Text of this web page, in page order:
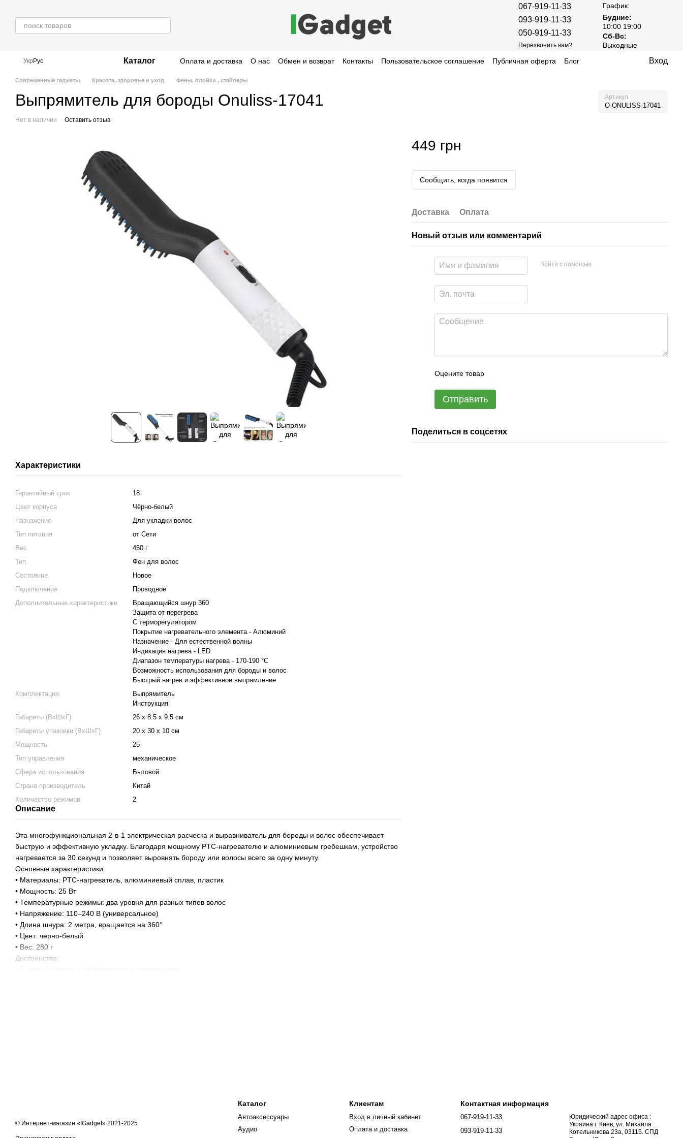
067-919-11-33
093-919-11-33
050-919-11-33
Перезвонить вам?
График:
Будние:
10:00 19:00
Сб-Вс:
Выходные
Укр Рус Каталог Оплата и доставка О нас Обмен и возврат Контакты Пользовательское соглашение Публичная оферта Блог Вход
Современные гаджеты Красота, здоровье и уход Фены, плойки , стайлеры
Выпрямитель для бороды Onuliss-17041 Артикул
O-ONULISS-17041
Нет в наличии Оставить отзыв
Характеристики
Гарантийный срок
18
Цвет корпуса
Чёрно-белый
Назначение
Для укладки волос
Тип питания
от Сети
Вес
450 г
Тип
Фен для волос
Состояние
Новое
Подключение
Проводное
Дополнительные характеристики
Вращающийся шнур 360
Защита от перегрева
С терморегулятором
Покрытие нагревательного элемента - Алюминий
Назначение - Для естественной волны
Индикация нагрева - LED
Диапазон температуры нагрева - 170-190 °С
Возможность использования для бороды и волос
Быстрый нагрев и эффективное выпрямление
Комплектация
Выпрямитель
Инструкция
Габариты (ВхШхГ)
26 х 8.5 х 9.5 см
Габариты упаковки (ВхШхГ)
20 х 30 х 10 см
Мощность
25
Тип управления
механическое
Сфера использования
Бытовой
Страна производитель
Китай
Количество режимов
2
Описание
Эта многофункциональная 2-в-1 электрическая расческа и выравниватель для бороды и волос обеспечивает
быструю и эффективную укладку. Благодаря мощному PTC-нагревателю и алюминиевым гребешкам, устройство
нагревается за 30 секунд и позволяет выровнять бороду или волосы всего за одну минуту.
Основные характеристики:
• Материалы: PTC-нагреватель, алюминиевый сплав, пластик
• Мощность: 25 Вт
• Температурные режимы: два уровня для разных типов волос
• Напряжение: 110–240 В (универсальное)
• Длина шнура: 2 метра, вращается на 360°
• Цвет: черно-белый
• Вес: 280 г
Достоинства:
449 грн
Сообщить, когда появится
Доставка Оплата
Новый отзыв или комментарий
Войти с помощью
Оцените товар
Отправить
Поделиться в соцсетях
© Интернет-магазин «IGadget» 2021-2025
Каталог
Автоаксессуары
Аудио
Клиентам
Вход в личный кабинет
Оплата и доставка
Контактная информация
067-919-11-33
093-919-11-33
Юридический адрес офиса :
Украина г. Киев, ул. Михаила
Котельникова 23а, 03115. СПД